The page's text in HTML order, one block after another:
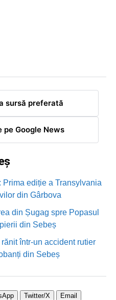
sursă preferată
pe Google News
ediție a Transylvania
din Gârbova
din Șugag spre Popasul
din Sebeș
într-un accident rutier
din Sebeș
Twitter/X Email